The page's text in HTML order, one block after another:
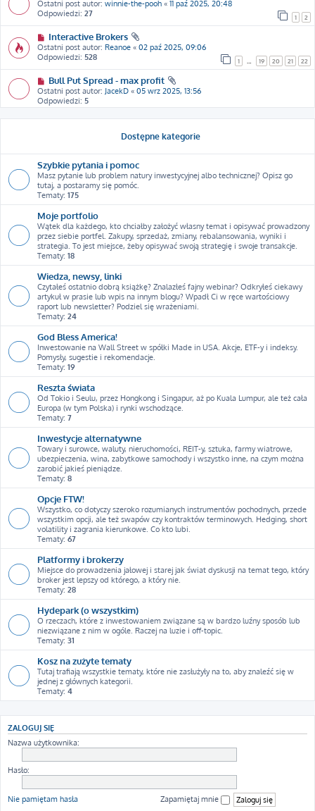
Ostatni post autor: winnie-the-pooh « 11 paź 2025, 20:48
Odpowiedzi: 27 1 2
Interactive Brokers
Ostatni post autor: Reanoe « 02 paź 2025, 09:06
Odpowiedzi: 528 1 19 20 21 22
Bull Put Spread - max profit
Ostatni post autor: JacekD « 05 wrz 2025, 13:56
Odpowiedzi: 5
Dostępne kategorie
Szybkie pytania i pomoc
Masz pytanie lub problem natury inwestycyjnej albo technicznej? Opisz go
tutaj, a postaramy się pomóc.
Tematy: 175
Moje portfolio
Wątek dla każdego, kto chciałby założyć własny temat i opisywać prowadzony
przez siebie portfel. Zakupy, sprzedaż, zmiany, rebalansowania, wyniki i
strategia. To jest miejsce, żeby opisywać swoją strategię i swoje transakcje.
Tematy: 18
Wiedza, newsy, linki
Czytałeś ostatnio dobrą książkę? Znalazłeś fajny webinar? Odkryłeś ciekawy
artykuł w prasie lub wpis na innym blogu? Wpadł Ci w ręce wartościowy
raport lub newsletter? Podziel się wrażeniami.
Tematy: 24
God Bless America!
Inwestowanie na Wall Street w spółki Made in USA. Akcje, ETF-y i indeksy.
Pomysły, sugestie i rekomendacje.
Tematy: 19
Reszta świata
Od Tokio i Seulu, przez Hongkong i Singapur, aż po Kuala Lumpur, ale też cała
Europa (w tym Polska) i rynki wschodzące.
Tematy: 7
Inwestycje alternatywne
Towary i surowce, waluty, nieruchomości, REIT-y, sztuka, farmy wiatrowe,
ubezpieczenia, wina, zabytkowe samochody i wszystko inne, na czym można
zarobić jakieś pieniądze.
Tematy: 8
Opcje FTW!
Wszystko, co dotyczy szeroko rozumianych instrumentów pochodnych, przede
wszystkim opcji, ale też swapów czy kontraktów terminowych. Hedging, short
volatility i zagrania kierunkowe. Co kto lubi.
Tematy: 67
Platformy i brokerzy
Miejsce do prowadzenia jałowej i starej jak świat dyskusji na temat tego, który
broker jest lepszy od którego, a który nie.
Tematy: 28
Hydepark (o wszystkim)
O rzeczach, które z inwestowaniem związane są w bardzo luźny sposób lub
niezwiązane z nim w ogóle. Raczej na luzie i off-topic.
Tematy: 31
Kosz na zużyte tematy
Tutaj trafiają wszystkie tematy, które nie zasłużyły na to, aby znaleźć się w
jednej z głównych kategorii.
Tematy: 4
ZALOGUJ SIĘ
Nazwa użytkownika:
Hasło:
Nie pamiętam hasła Zapamiętaj mnie